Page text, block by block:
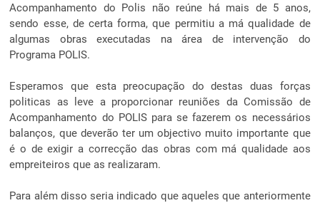
Acompanhamento do Polis não reúne há mais de 5 anos,
sendo esse, de certa forma, que permitiu a má qualidade de
algumas obras executadas na área de intervenção do
Programa POLIS.
Esperamos que esta preocupação do destas duas forças
politicas as leve a proporcionar reuniões da Comissão de
Acompanhamento do POLIS para se fazerem os necessários
balanços, que deverão ter um objectivo muito importante que
é o de exigir a correcção das obras com má qualidade aos
empreiteiros que as realizaram.
Para além disso seria indicado que aqueles que anteriormente